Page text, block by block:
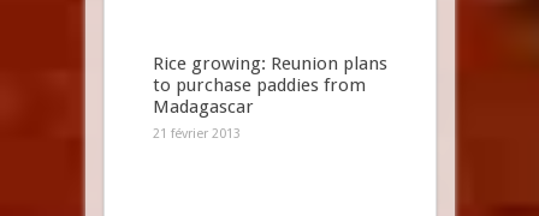
Rice growing: Reunion plans
to purchase paddies from
Madagascar
21 février 2013